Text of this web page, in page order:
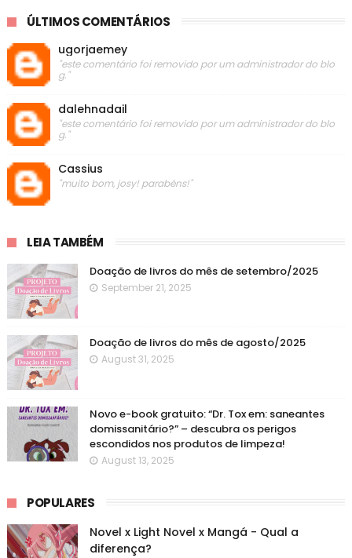
ÚLTIMOS COMENTÁRIOS
ugorjaemey
"este comentário foi removido por um administrador do blo
g."
dalehnadail
"este comentário foi removido por um administrador do blo
g."
Cassius
"muito bom, josy! parabéns!"
LEIA TAMBÉM
Doação de livros do mês de setembro/2025
September 21, 2025
Doação de livros do mês de agosto/2025
August 31, 2025
Novo e-book gratuito: “Dr. Tox em: saneantes
domissanitário?” – descubra os perigos
escondidos nos produtos de limpeza!
August 13, 2025
POPULARES
Novel x Light Novel x Mangá - Qual a
diferença?